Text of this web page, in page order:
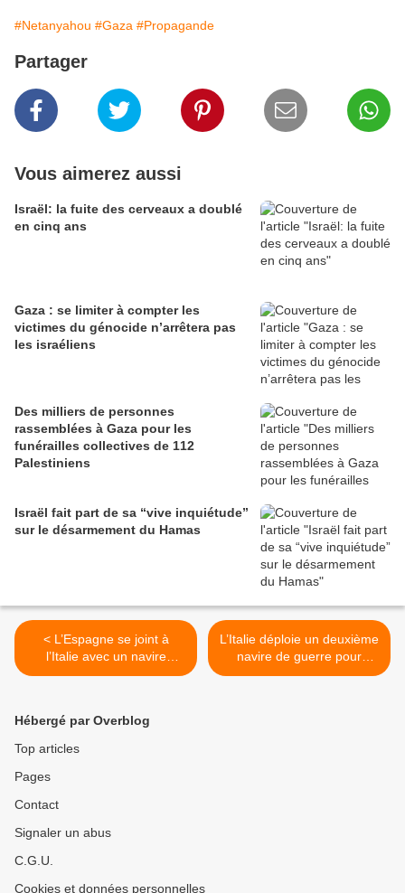
#Netanyahou #Gaza #Propagande
Partager
Vous aimerez aussi
Israël: la fuite des cerveaux a doublé
en cinq ans
Gaza : se limiter à compter les
victimes du génocide n’arrêtera pas
les israéliens
Des milliers de personnes
rassemblées à Gaza pour les
funérailles collectives de 112
Palestiniens
Israël fait part de sa “vive inquiétude”
sur le désarmement du Hamas
< L’Espagne se joint à
l’Italie avec un navire
d’assistance à la Global
L’Italie déploie un deuxième
navire de guerre pour
escorter la flottille Soumoud
Hébergé par Overblog
Top articles
Pages
Contact
Signaler un abus
C.G.U.
Cookies et données personnelles